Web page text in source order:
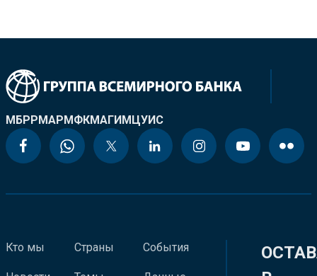
МБРРМАРМФКМАГИМЦУИС
Кто мы Страны События